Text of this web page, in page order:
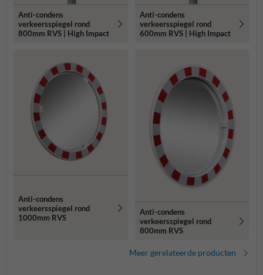
Anti-condens
verkeersspiegel rond
800mm RVS | High Impact
Anti-condens
verkeersspiegel rond
600mm RVS | High Impact
Anti-condens
verkeersspiegel rond
1000mm RVS
Anti-condens
verkeersspiegel rond
800mm RVS
Meer gerelateerde producten